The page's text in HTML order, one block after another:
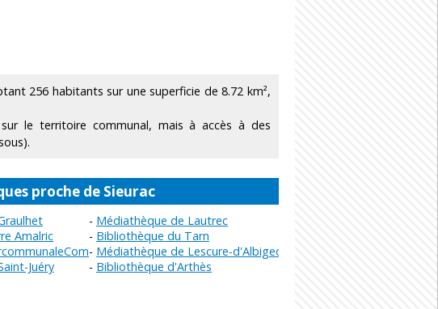
256 habitants sur une superficie de 8.72 km²,
le territoire communal, mais à accès à des
proche de Sieurac
Médiathèque de Lautrec
Amalric
Bibliothèque du Tarn
de communes Tarn et Dadou
Médiathèque de Lescure-d'Albigeois
Juéry
Bibliothèque d'Arthès